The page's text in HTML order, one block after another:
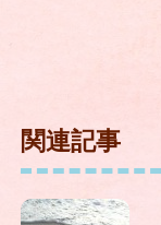
関連記事